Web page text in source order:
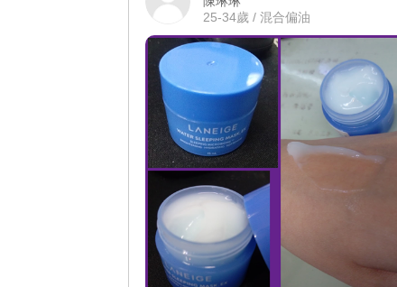
頰有黏膩感,也不會亂長痘痘,讓保養這件
25-34歲 / 混合偏油